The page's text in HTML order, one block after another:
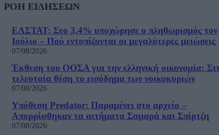
ΡΟΗ ΕΙΔΗΣΕΩΝ
ΕΛΣΤΑΤ: Στο 3,4% υποχώρησε ο πληθωρισμός τον
Ιούλιο – Πού εντοπίζονται οι μεγαλύτερες μειώσεις
07/08/2026
Έκθεση του ΟΟΣΑ για την ελληνική οικονομία:
τελευταία θέση το εισόδημα των νοικοκυριών
07/08/2026
Υπόθεση Predator: Παραμένει στο αρχείο –
Απορρίφθηκαν τα αιτήματα Σαμαρά και Σπίρτζη
07/08/2026